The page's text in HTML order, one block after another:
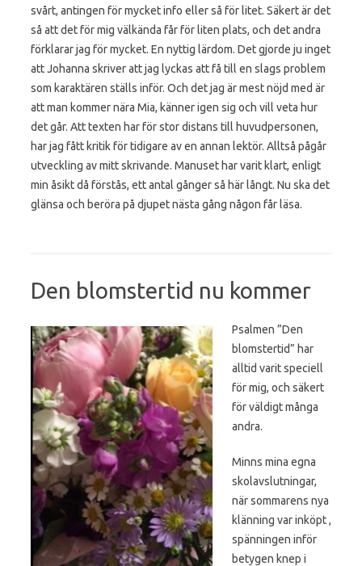
svårt, antingen för mycket info eller så för litet. Säkert är det
så att det för mig välkända får för liten plats, och det andra
förklarar jag för mycket. En nyttig lärdom. Det gjorde ju inget
att Johanna skriver att jag lyckas att få till en slags problem
som karaktären ställs inför. Och det jag är mest nöjd med är
att man kommer nära Mia, känner igen sig och vill veta hur
det går. Att texten har för stor distans till huvudpersonen,
har jag fått kritik för tidigare av en annan lektör. Alltså pågår
utveckling av mitt skrivande. Manuset har varit klart, enligt
min åsikt då förstås, ett antal gånger så här långt. Nu ska det
glänsa och beröra på djupet nästa gång någon får läsa.
Den blomstertid nu kommer
Psalmen ”Den
blomstertid” har
alltid varit speciell
för mig, och säkert
för väldigt många
andra.
Minns mina egna
skolavslutningar,
när sommarens nya
klänning var inköpt ,
spänningen inför
betygen knep i